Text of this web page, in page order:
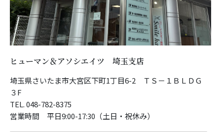
ヒューマン＆アソシエイツ 埼玉支店
埼玉県さいたま市大宮区下町1丁目6-2 ＴＳ－１ＢＬＤＧ
３F
TEL. 048-782-8375
営業時間 平日9:00-17:30（土日・祝休み）